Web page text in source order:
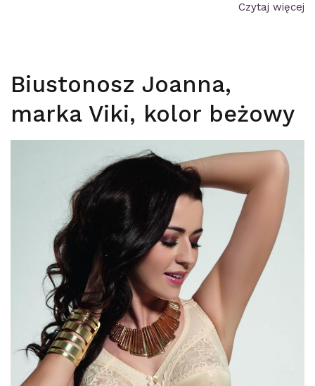
Czytaj więcej
Biustonosz Joanna,
marka Viki, kolor beżowy